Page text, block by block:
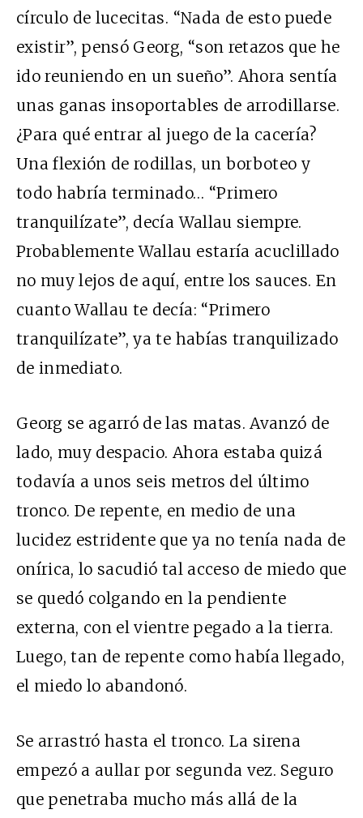
círculo de lucecitas. “Nada de esto puede
existir”, pensó Georg, “son retazos que he
ido reuniendo en un sueño”. Ahora sentía
unas ganas insoportables de arrodillarse.
¿Para qué entrar al juego de la cacería?
Una flexión de rodillas, un borboteo y
todo habría terminado… “Primero
tranquilízate”, decía Wallau siempre.
Probablemente Wallau estaría acuclillado
no muy lejos de aquí, entre los sauces. En
cuanto Wallau te decía: “Primero
tranquilízate”, ya te habías tranquilizado
de inmediato.
Georg se agarró de las matas. Avanzó de
lado, muy despacio. Ahora estaba quizá
todavía a unos seis metros del último
tronco. De repente, en medio de una
lucidez estridente que ya no tenía nada de
onírica, lo sacudió tal acceso de miedo que
se quedó colgando en la pendiente
externa, con el vientre pegado a la tierra.
Luego, tan de repente como había llegado,
el miedo lo abandonó.
Se arrastró hasta el tronco. La sirena
empezó a aullar por segunda vez. Seguro
que penetraba mucho más allá de la